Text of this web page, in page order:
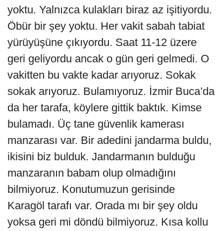
yoktu. Yalnızca kulakları biraz az işitiyordu.
Öbür bir şey yoktu. Her vakit sabah tabiat
yürüyüşüne çıkıyordu. Saat 11-12 üzere
geri geliyordu ancak o gün geri gelmedi. O
vakitten bu vakte kadar arıyoruz. Sokak
sokak arıyoruz. Bulamıyoruz. İzmir Buca’da
da her tarafa, köylere gittik baktık. Kimse
bulamadı. Üç tane güvenlik kamerası
manzarası var. Bir adedini jandarma buldu,
ikisini biz bulduk. Jandarmanın bulduğu
manzaranın babam olup olmadığını
bilmiyoruz. Konutumuzun gerisinde
Karagöl tarafı var. Orada mı bir şey oldu
yoksa geri mi döndü bilmiyoruz. Kısa kollu